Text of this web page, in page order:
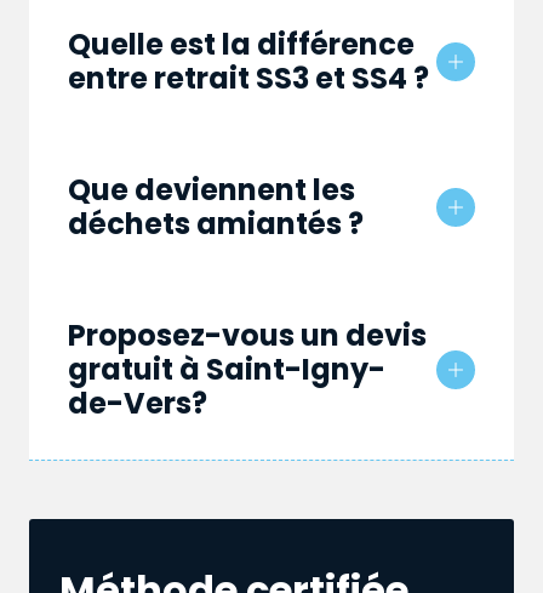
Quelle est la différence
entre retrait SS3 et SS4 ?
Que deviennent les
déchets amiantés ?
Proposez-vous un devis
gratuit à Saint-Igny-
de-Vers?